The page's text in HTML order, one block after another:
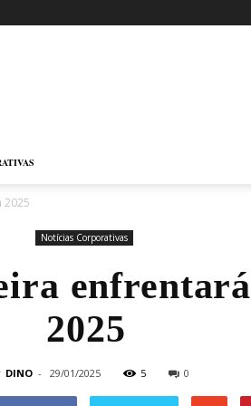
2025
Notícias Corporativas
2025
DINO - 29/01/2025 5 0